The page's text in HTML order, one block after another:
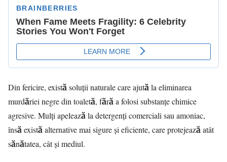
Din fericire, există soluții naturale care ajută la eliminarea
murdăriei negre din toaletă, fără a folosi substanțe chimice
agresive. Mulți apelează la detergenți comerciali sau amoniac,
însă există alternative mai sigure și eficiente, care protejează atât
sănătatea, cât și mediul.